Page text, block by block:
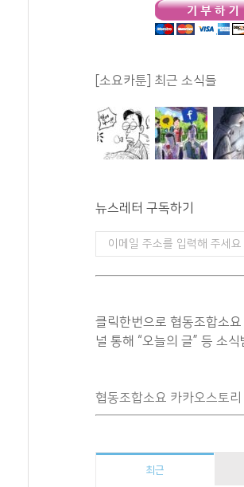
[소요카툰] 최근 소식들
뉴스레터 구독하기
클릭한번으로 협동조합소
널 통해 “오늘의 글” 등 소식
협동조합소요 카카오스토리
최근